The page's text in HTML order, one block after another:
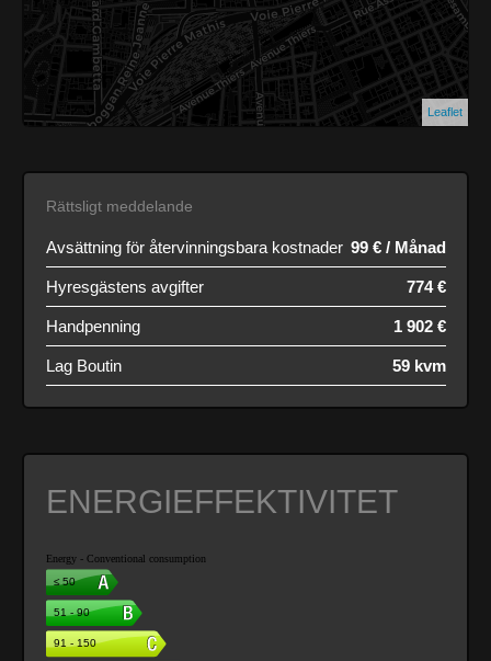
Leaflet
Rättsligt meddelande
Avsättning för återvinningsbara kostnader 99 € / Månad
Hyresgästens avgifter 774 €
Handpenning 1 902 €
Lag Boutin 59 kvm
ENERGIEFFEKTIVITET